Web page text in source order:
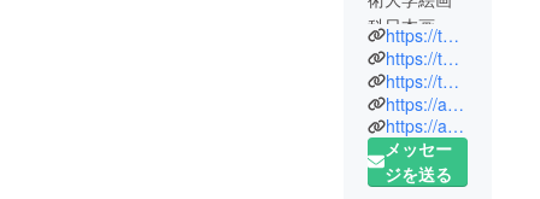
科日本画専
攻卒業後、
独学でWEB
を学び、フ
リーのWEB
デザイナー
を経て携帯
https://twitter.com/seiyujiten
https://twitter.com/otacale
https://twitter.com/animeseichimap
https://apps.apple.com/jp/app/id786161579
https://apps.apple.com/jp/app/id584789655
メッセー
ジを送る